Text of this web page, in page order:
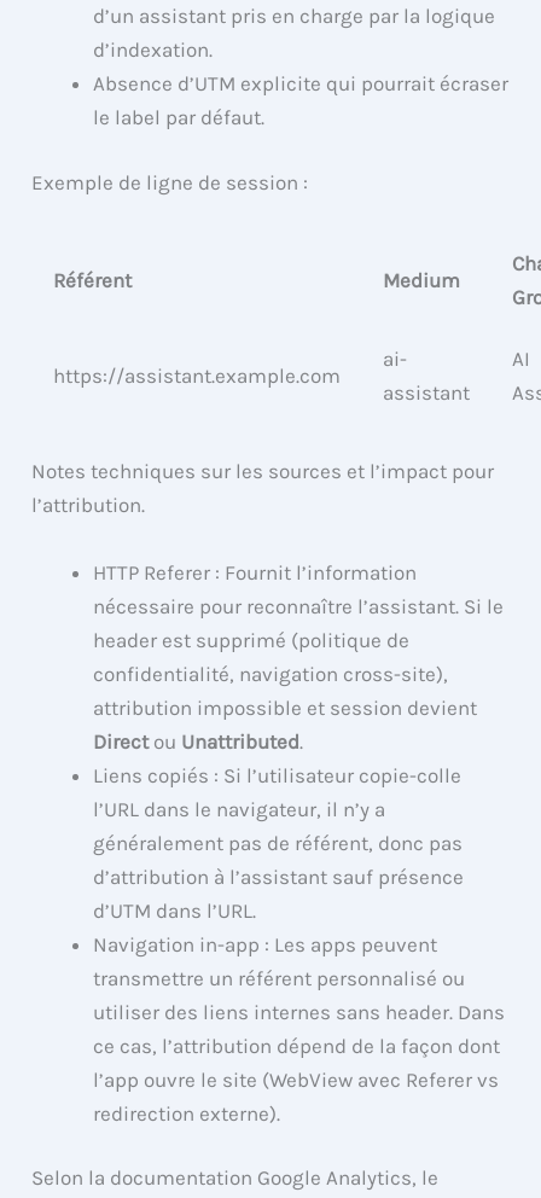
d’un assistant pris en charge par la logique
d’indexation.
Absence d’UTM explicite qui pourrait écraser
le label par défaut.
Exemple de ligne de session :
Référent Medium
https://assistant.example.com
ai-
assistant
AI
Notes techniques sur les sources et l’impact pour
l’attribution.
HTTP Referer : Fournit l’information
nécessaire pour reconnaître l’assistant. Si le
header est supprimé (politique de
confidentialité, navigation cross-site),
attribution impossible et session devient
Directou Unattributed.
Liens copiés : Si l’utilisateur copie-colle
l’URL dans le navigateur, il n’y a
généralement pas de référent, donc pas
d’attribution à l’assistant sauf présence
d’UTM dans l’URL.
Navigation in-app : Les apps peuvent
transmettre un référent personnalisé ou
utiliser des liens internes sans header. Dans
ce cas, l’attribution dépend de la façon dont
l’app ouvre le site (WebView avec Referer vs
redirection externe).
Selon la documentation Google Analytics, le